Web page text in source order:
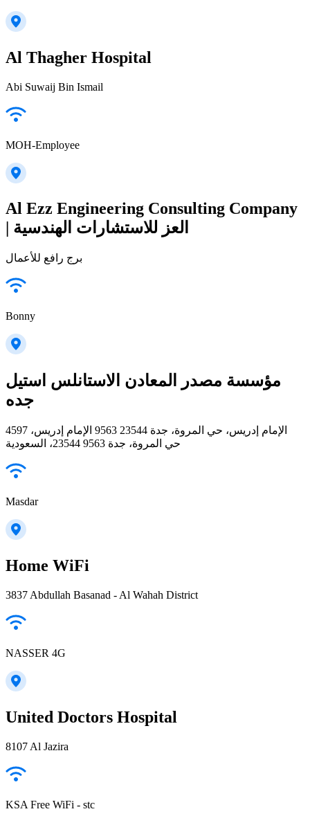
Al Thagher Hospital
Abi Suwaij Bin Ismail
MOH-Employee
Al Ezz Engineering Consulting Company
| العز للاستشارات الهندسية
برج رافع للأعمال
Bonny
مؤسسة مصدر المعادن الاستانلس استيل
جده
4597 الإمام إدريس، حي المروة، جدة 23544 9563 الإمام إدريس،
حي المروة، جدة 23544 9563، السعودية
Masdar
Home WiFi
3837 Abdullah Basanad - Al Wahah District
NASSER 4G
United Doctors Hospital
8107 Al Jazira
KSA Free WiFi - stc